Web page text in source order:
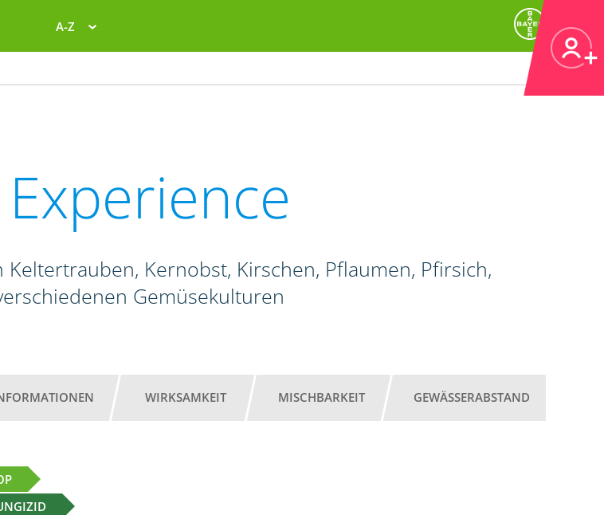
A-Z
Experience
Kernobst, Kirschen, Pflaumen, Pfirsich,
Gemüsekulturen
WIRKSAMKEIT MISCHBARKEIT GEWÄSSERABSTAND